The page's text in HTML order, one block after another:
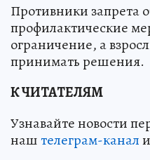
Противники запрета
профилактические
ограничение, а
принимать решения.
К ЧИТАТЕЛЯМ
Узнавайте новости
наштелеграм-канали